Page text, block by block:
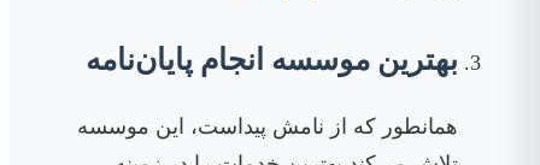
بهترین موسسه انجام پایان‌نامه
همانطور که از نامش پیداست، این موسسه